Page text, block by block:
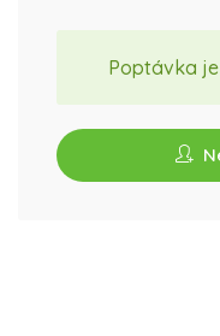
Poptávka je